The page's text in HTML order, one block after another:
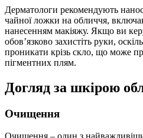
Дерматологи рекомендують
чайної ложки на обличчя,
нанесенням макіяжу. Якщо ви
обов’язково захистіть руки,
проникати крізь скло, що може
пігментних плям.
Догляд за шкірою
Очищення